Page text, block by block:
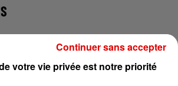
votre vie privée est notre priorité
Continuer sans accepter